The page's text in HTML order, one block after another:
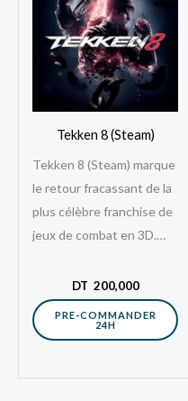
Tekken 8 (Steam)
Tekken 8 (Steam) marque
le retour fracassant de la
plus célèbre franchise de
jeux de combat en 3D.
Namco Entertainment, ce
nouvel…
DT 200,000
PRE-COMMANDER
24H